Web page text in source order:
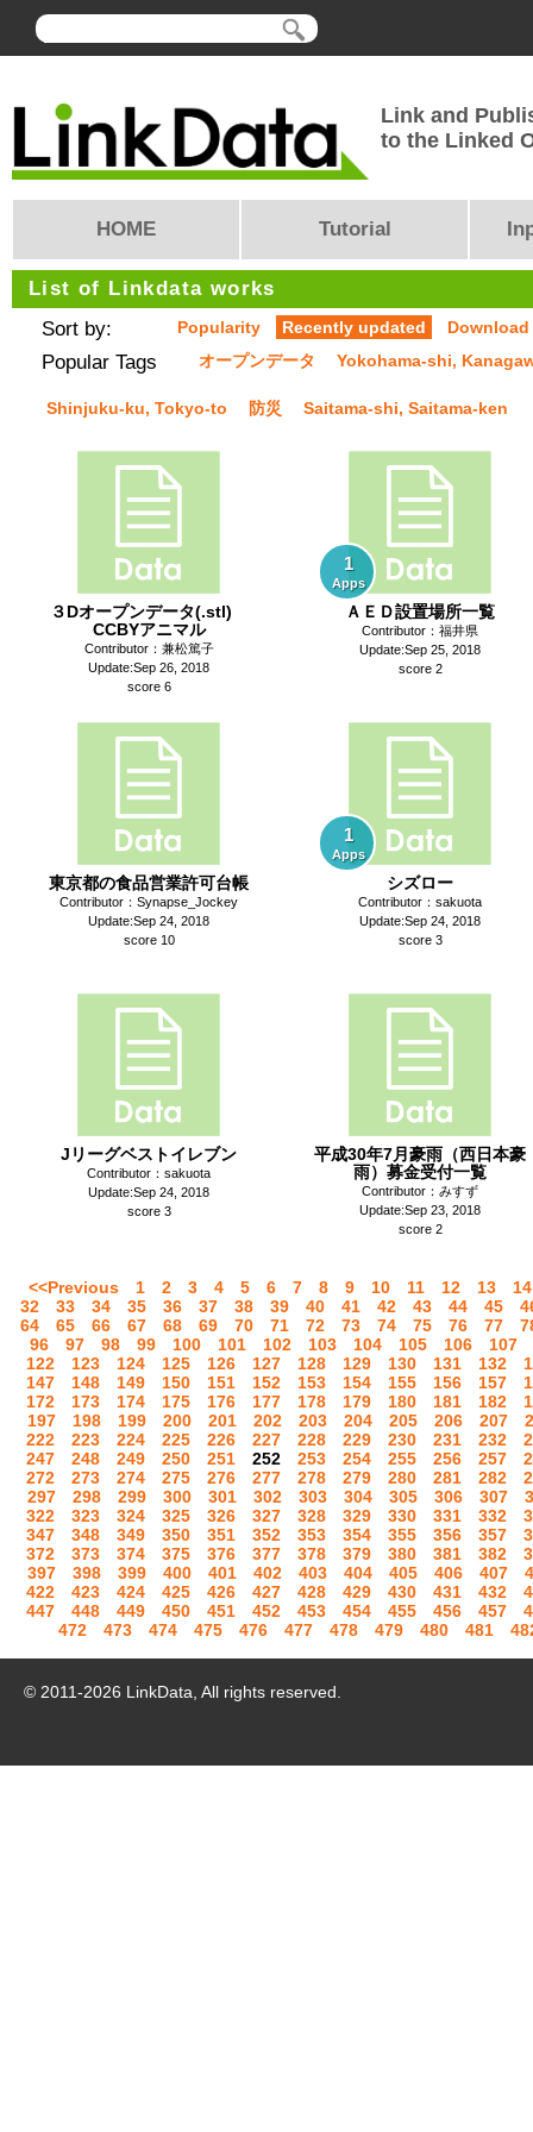
Link and
to the Linked
HOME Tutorial
List of Linkdata works
Sort by:
Popularity Recently updated
Popular Tags オープンデータ Yokohama-shi,
Shinjuku-ku, Tokyo-to 防災 Saitama-shi, Saitama-ken
３Dオープンデータ(.stl)
CCBYアニマル
Contributor：兼松篤子
Update:Sep 26, 2018
score 6
1
Apps
ＡＥＤ設置場所一覧
Contributor：福井県
Update:Sep 25, 2018
score 2
東京都の食品営業許可台帳
Contributor：Synapse_Jockey
Update:Sep 24, 2018
score 10
1
Apps
シズロー
Contributor：sakuota
Update:Sep 24, 2018
score 3
Jリーグベストイレブン
Contributor：sakuota
Update:Sep 24, 2018
score 3
平成30年7月豪雨（西日本豪
雨）募金受付一覧
Contributor：みすず
Update:Sep 23, 2018
score 2
<<Previous 1 2 3 4 5 6 7 8 9 10 11 12 13
14
32
33 34 35 36 37 38 39 40 41 42 43 44 45
64
65 66 67 68 69 70 71 72 73 74 75 76 77
96
97 98 99 100 101 102 103 104 105 106
107
122
123 124 125 126 127 128 129 130 131 132
147
148 149 150 151 152 153 154 155 156 157
172
173 174 175 176 177 178 179 180 181 182
197
198 199 200 201 202 203 204 205 206 207
222
223 224 225 226 227 228 229 230 231 232
247
248 249 250 251 252 253 254 255 256 257
272
273 274 275 276 277 278 279 280 281 282
297
298 299 300 301 302 303 304 305 306 307
322
323 324 325 326 327 328 329 330 331 332
347
348 349 350 351 352 353 354 355 356 357
372
373 374 375 376 377 378 379 380 381 382
397
398 399 400 401 402 403 404 405 406 407
422
423 424 425 426 427 428 429 430 431 432
447
448 449 450 451 452 453 454 455 456 457
472
473 474 475 476 477 478 479 480 481
© 2011-2026 LinkData, All rights reserved.